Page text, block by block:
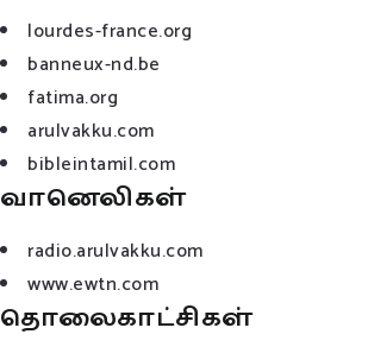
lourdes-france.org
banneux-nd.be
fatima.org
arulvakku.com
bibleintamil.com
வானெலிகள்
radio.arulvakku.com
www.ewtn.com
தொலைகாட்சிகள்